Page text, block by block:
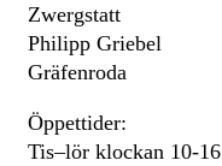
Zwergstatt
Philipp Griebel
Gräfenroda
Öppettider:
Tis–lör klockan 10-16